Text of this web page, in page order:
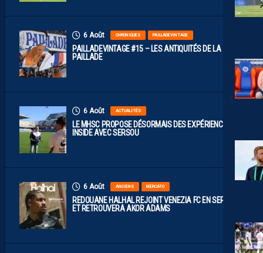
6 Août CHRONIQUES PAILLADEVINTAGE
PAILLADEVINTAGE #15 – LES ANTIQUITÉS DE LA
PAILLADE
6 Août ACTUALITÉS
LE MHSC PROPOSE DÉSORMAIS DES EXPÉRIENCES
INSIDE AVEC SERSOU
6 Août ANCIENS MERCATO
REDOUANE HALHAL REJOINT VENEZIA FC EN SERIE A
ET RETROUVERA AKOR ADAMS